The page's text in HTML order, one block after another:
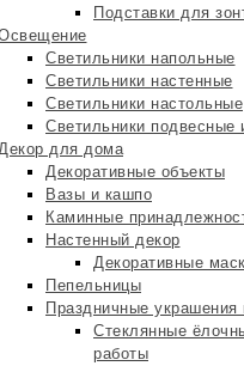
Подставки для
Светильники напольные
Светильники настенные
Светильники настольные
Светильники подвесные
для дома
Декоративные объекты
Вазы и кашпо
Каминные
Настенный декор
Декоративные
Пепельницы
Праздничные украшения
Стеклянные
работы